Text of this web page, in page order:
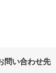
問い合わせ先